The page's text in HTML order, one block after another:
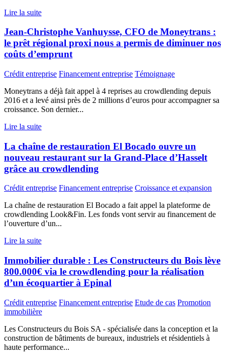
Lire la suite
Jean-Christophe Vanhuysse, CFO de Moneytrans :
le prêt régional proxi nous a permis de diminuer nos
coûts d’emprunt
Crédit entreprise Financement entreprise Témoignage
Moneytrans a déjà fait appel à 4 reprises au crowdlending depuis
2016 et a levé ainsi près de 2 millions d’euros pour accompagner sa
croissance. Son dernier...
Lire la suite
La chaîne de restauration El Bocado ouvre un
nouveau restaurant sur la Grand-Place d’Hasselt
grâce au crowdlending
Crédit entreprise Financement entreprise Croissance et expansion
La chaîne de restauration El Bocado a fait appel la plateforme de
crowdlending Look&Fin. Les fonds vont servir au financement de
l’ouverture d’un...
Lire la suite
Immobilier durable : Les Constructeurs du Bois lève
800.000€ via le crowdlending pour la réalisation
d’un écoquartier à Epinal
Crédit entreprise Financement entreprise Etude de cas Promotion
immobilière
Les Constructeurs du Bois SA - spécialisée dans la conception et la
construction de bâtiments de bureaux, industriels et résidentiels à
haute performance...